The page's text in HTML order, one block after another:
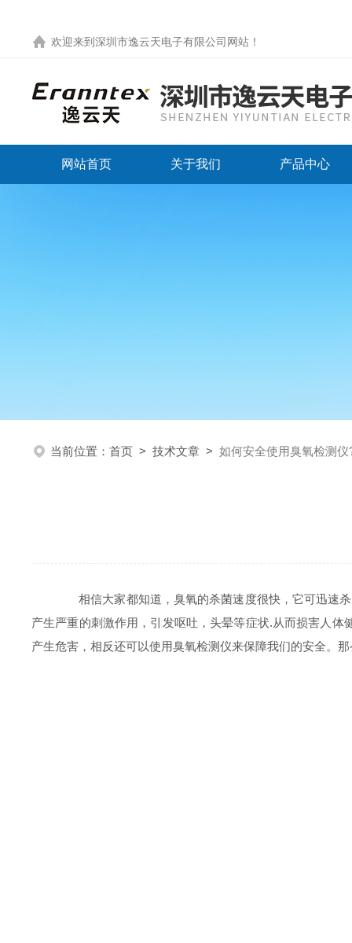
欢迎来到 深圳市逸云天电子有限公司网站 ！
网站首页 关于我们 产品中心
当前位置： 首页 > 技术文章 > 如何安全使用臭氧检测仪
相信大家都知道，臭氧的杀菌速度很快，它可迅速杀
产生严重的刺激作用，引发呕吐，头晕等症状.从而损害人
产生危害，相反还可以使用臭氧检测仪来保障我们的安全。